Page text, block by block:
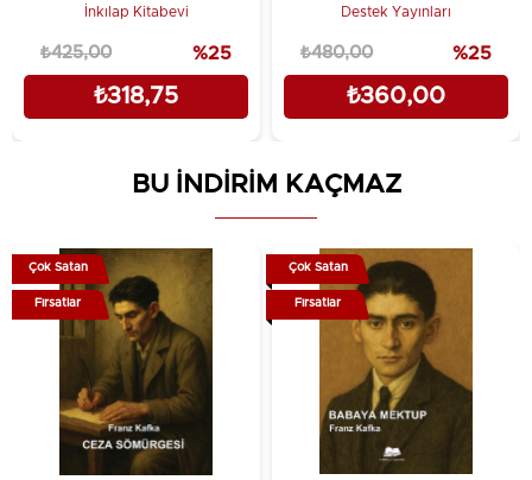
İnkılap Kitabevi
₺318,75
₺425,00 %25
Destek Yayınları
₺360,00
₺480,00 %25
BU İNDİRİM KAÇMAZ
Çok Satan
Fırsatlar
Çok Satan
Fırsatlar